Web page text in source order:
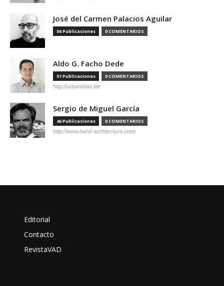
José del Carmen Palacios Aguilar
56 Publicaciones 0 COMENTARIOS
Aldo G. Facho Dede
51 Publicaciones 0 COMENTARIOS
http://urbanistas.lat/
Sergio de Miguel García
46 Publicaciones 0 COMENTARIOS
http://www.hand-architecture.com/
Editorial
Contacto
RevistaVAD